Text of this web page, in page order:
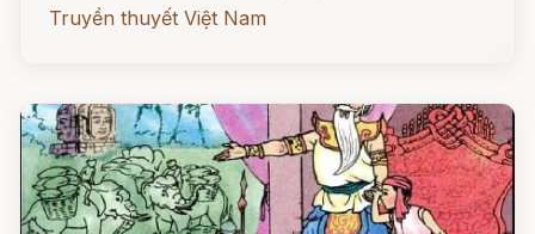
Truyền thuyết Việt Nam